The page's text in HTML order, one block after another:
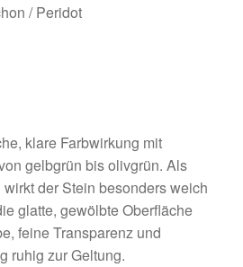
/Peridot
klare Farbwirkung mit
gelbgrün bis olivgrün. Als
der Stein besonders weich
glatte, gewölbte Oberfläche
feine Transparenz und
ruhig zur Geltung.